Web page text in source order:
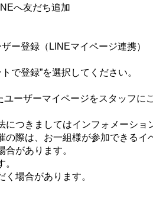
へ友だち追加
ー登録（LINEマイページ連携）
登録”を選択してください。
ーザーマイページをスタッフに
つきましてはインフォメーショ
際は、お一組様が参加できる
があります。
場合があります。